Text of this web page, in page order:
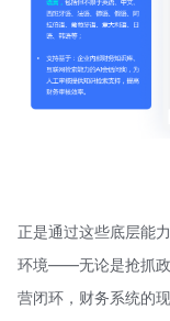
正是通过这些底层能
环境——无论是抢抓政
营闭环，财务系统的